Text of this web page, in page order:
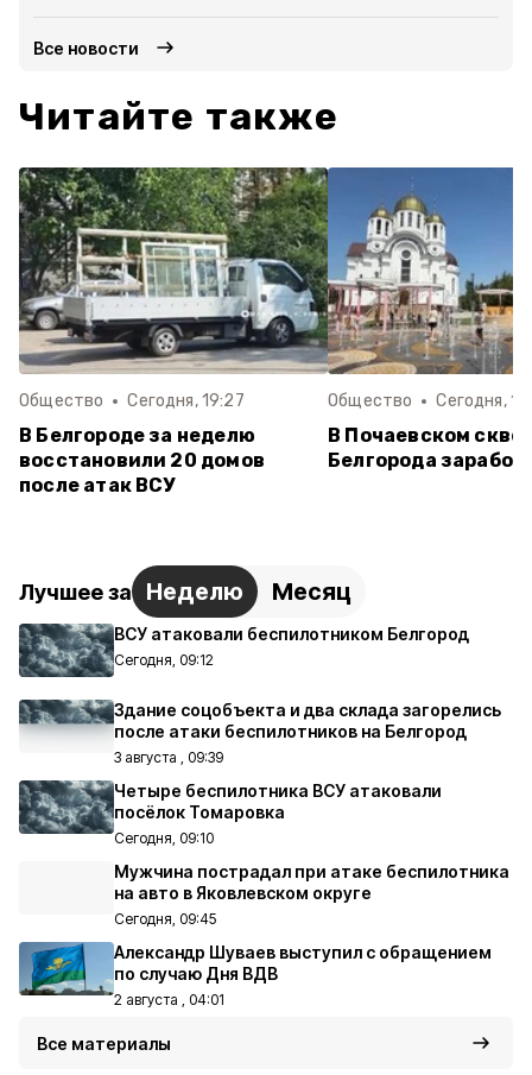
Все новости
Читайте также
Общество Сегодня, 19:27
В Белгороде за неделю
восстановили 20 домов
после атак ВСУ
Общество Сегодня,
В Почаевском
Белгорода
Лучшее за Неделю Месяц
ВСУ атаковали беспилотником Белгород
Сегодня, 09:12
Здание соцобъекта и два склада загорелись
после атаки беспилотников на Белгород
3 августа , 09:39
Четыре беспилотника ВСУ атаковали
посёлок Томаровка
Сегодня, 09:10
Мужчина пострадал при атаке беспилотника
на авто в Яковлевском округе
Сегодня, 09:45
Александр Шуваев выступил с обращением
по случаю Дня ВДВ
2 августа , 04:01
Все материалы